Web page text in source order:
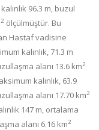
96.3 m, buzul
2 ölçülmüştür. Bu
Hastaf vadisine
kalınlık, 71.3 m
alanı 13.6 km2
kalınlık, 63.9
alanı 17.70 km2
147 m, ortalama
alanı 6.16 km2